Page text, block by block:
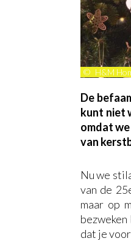
© H&M
De
kunt niet
omdat
van
Nu we
van de
maar op
dat je